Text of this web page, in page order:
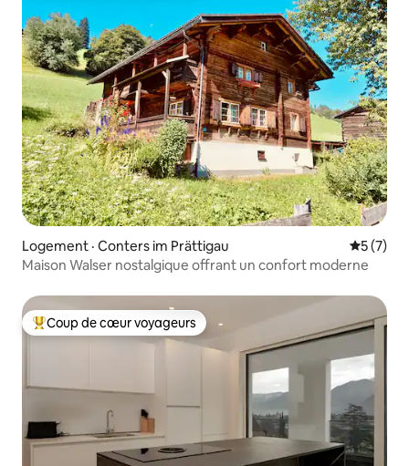
Logement · Conters im Prättigau Note
5 (7)
Maison Walser nostalgique offrant un confort moderne
Coup de cœur voyageurs parmi les plus aimés
Coup de cœur voyageurs